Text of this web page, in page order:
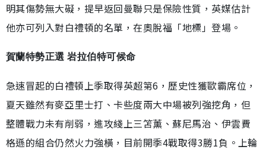
明其傷勢無大礙，提早返回曼聯只是保險性質，英媒估計
他亦可列入對白禮頓的名單，在奧脫福「地標」登場。
賀蘭特勢正選 岩拉伯特可候命
急速冒起的白禮頓上季取得英超第6，歷史性獲歐霸席位，
夏天雖然有麥亞里士打、卡些度兩大中場被列強挖角，但
整體戰力未有削弱，進攻綫上三笘薰、蘇尼馬治、伊雲費
格遜的組合仍然火力強橫，目前開季4戰取得3勝1負。上輪